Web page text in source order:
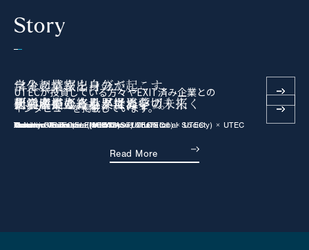
7
8
6
Story
UTECが投資している方々やEXIT済み企業との
インタビューを掲載しています。
研究者の好奇心が世界を切り拓く
Oriciro Genomics × UTEC
マイクロウェーブが起こす、
化学産業のビッグウェーブ。
Yasunori Tsukahara (Microwave Chemical) × UTEC
データが変える、経済学の未来
Tsutomu Watanabe (NOWCAST) × UTEC
学生起業家出身の
社長が描く、見果てぬ夢
Aidemy × UTEC
自分の情報を自分で
利活用できる世界に
Yasuhiro Kuda (ELEMENTS) × UTEC
人の成長に終わりはない
Masahiro Fukuhara (Institution for a Global Society) × UTEC
Read More